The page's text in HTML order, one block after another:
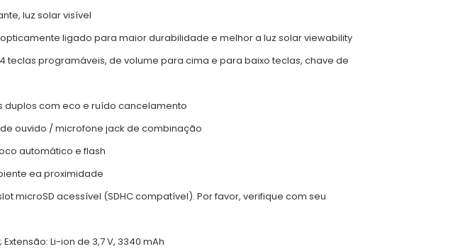
luz solar visível
ligado para maior durabilidade e melhor a luz solar viewability
teclas programáveis, de volume para cima e para baixo teclas, chave de
duplos com eco e ruído cancelamento
de ouvido / microfone jack de combinação
automático e flash
ea proximidade
microSD acessível (SDHC compatível). Por favor, verifique com seu
Li-ion de 3,7 V, 3340 mAh